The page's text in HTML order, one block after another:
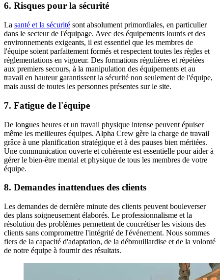
6. Risques pour la sécurité
La santé et la sécurité sont absolument primordiales, en particulier
dans le secteur de l'équipage. Avec des équipements lourds et des
environnements exigeants, il est essentiel que les membres de
l'équipe soient parfaitement formés et respectent toutes les règles et
réglementations en vigueur. Des formations régulières et répétées
aux premiers secours, à la manipulation des équipements et au
travail en hauteur garantissent la sécurité non seulement de l'équipe,
mais aussi de toutes les personnes présentes sur le site.
7. Fatigue de l'équipe
De longues heures et un travail physique intense peuvent épuiser
même les meilleures équipes. Alpha Crew gère la charge de travail
grâce à une planification stratégique et à des pauses bien méritées.
Une communication ouverte et cohérente est essentielle pour aider à
gérer le bien-être mental et physique de tous les membres de votre
équipe.
8. Demandes inattendues des clients
Les demandes de dernière minute des clients peuvent bouleverser
des plans soigneusement élaborés. Le professionnalisme et la
résolution des problèmes permettent de concrétiser les visions des
clients sans compromettre l'intégrité de l'événement. Nous sommes
fiers de la capacité d'adaptation, de la débrouillardise et de la volonté
de notre équipe à fournir des résultats.